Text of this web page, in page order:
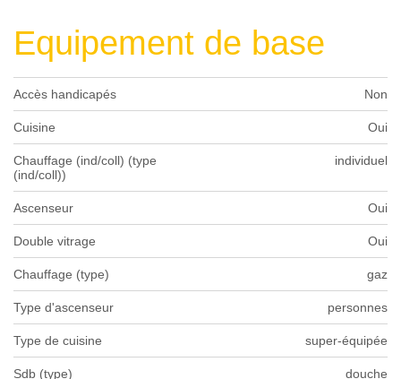
Equipement de base
Accès handicapés Non
Cuisine Oui
Chauffage (ind/coll) (type
(ind/coll))
individuel
Ascenseur Oui
Double vitrage Oui
Chauffage (type) gaz
Type d'ascenseur personnes
Type de cuisine super-équipée
Sdb (type) douche